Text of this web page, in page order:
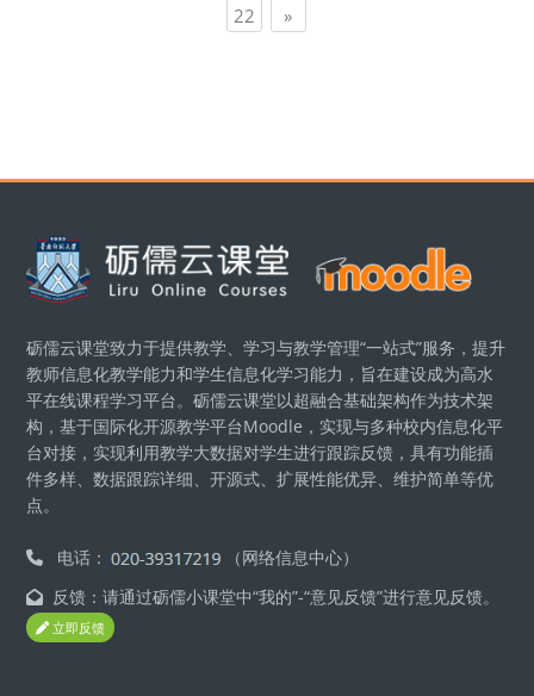
22 页 22
»下一页
版块
砺儒云课堂致力于提供教学、学习与教学管理“一站式”服务，提升
教师信息化教学能力和学生信息化学习能力，旨在建设成为高水
平在线课程学习平台。砺儒云课堂以超融合基础架构作为技术架
构，基于国际化开源教学平台Moodle，实现与多种校内信息化平
台对接，实现利用教学大数据对学生进行跟踪反馈，具有功能插
件多样、数据跟踪详细、开源式、扩展性能优异、维护简单等优
点。
电话：
（网络信息中心）
反馈：请通过砺儒小课堂中“我的”-“意见反馈”进行意见反馈。
立即反馈